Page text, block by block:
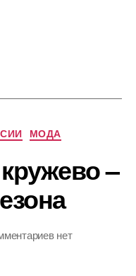
МОДА
–
к
нет